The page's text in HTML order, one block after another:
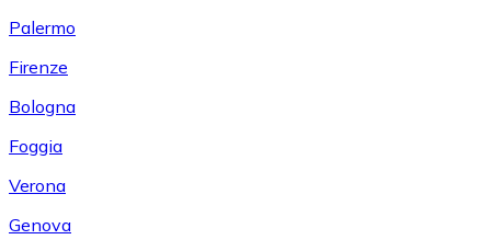
Palermo
Firenze
Bologna
Foggia
Verona
Genova